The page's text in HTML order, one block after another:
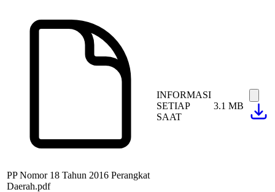
PP Nomor 18 Tahun 2016 Perangkat
Daerah.pdf
INFORMASI
SETIAP
SAAT
3.1 MB